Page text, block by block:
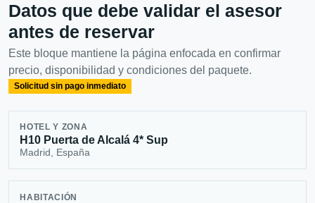
Datos que debe validar el asesor
antes de reservar
Este bloque mantiene la página enfocada en confirmar
precio, disponibilidad y condiciones del paquete.
Solicitud sin pago inmediato
HOTEL Y ZONA
H10 Puerta de Alcalá 4* Sup
Madrid, España
HABITACIÓN